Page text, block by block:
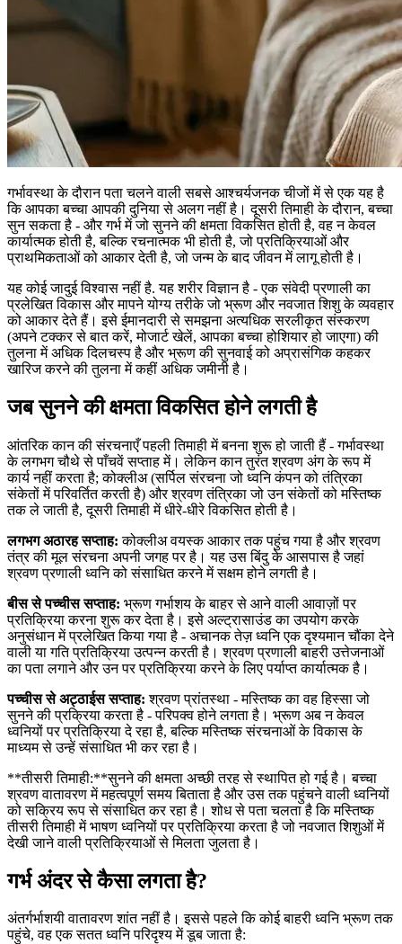
गर्भावस्था के दौरान पता चलने वाली सबसे आश्चर्यजनक चीजों में से एक यह है
कि आपका बच्चा आपकी दुनिया से अलग नहीं है। दूसरी तिमाही के दौरान, बच्चा
सुन सकता है - और गर्भ में जो सुनने की क्षमता विकसित होती है, वह न केवल
कार्यात्मक होती है, बल्कि रचनात्मक भी होती है, जो प्रतिक्रियाओं और
प्राथमिकताओं को आकार देती है, जो जन्म के बाद जीवन में लागू होती है।
यह कोई जादुई विश्वास नहीं है. यह शरीर विज्ञान है - एक संवेदी प्रणाली का
प्रलेखित विकास और मापने योग्य तरीके जो भ्रूण और नवजात शिशु के व्यवहार
को आकार देते हैं। इसे ईमानदारी से समझना अत्यधिक सरलीकृत संस्करण
(अपने टक्कर से बात करें, मोजार्ट खेलें, आपका बच्चा होशियार हो जाएगा) की
तुलना में अधिक दिलचस्प है और भ्रूण की सुनवाई को अप्रासंगिक कहकर
खारिज करने की तुलना में कहीं अधिक जमीनी है।
जब सुनने की क्षमता विकसित होने लगती है
आंतरिक कान की संरचनाएँ पहली तिमाही में बनना शुरू हो जाती हैं - गर्भावस्था
के लगभग चौथे से पाँचवें सप्ताह में। लेकिन कान तुरंत श्रवण अंग के रूप में
कार्य नहीं करता है; कोक्लीअ (सर्पिल संरचना जो ध्वनि कंपन को तंत्रिका
संकेतों में परिवर्तित करती है) और श्रवण तंत्रिका जो उन संकेतों को मस्तिष्क
तक ले जाती है, दूसरी तिमाही में धीरे-धीरे विकसित होती है।
लगभग अठारह सप्ताह: कोक्लीअ वयस्क आकार तक पहुंच गया है और श्रवण
तंत्र की मूल संरचना अपनी जगह पर है। यह उस बिंदु के आसपास है जहां
श्रवण प्रणाली ध्वनि को संसाधित करने में सक्षम होने लगती है।
बीस से पच्चीस सप्ताह: भ्रूण गर्भाशय के बाहर से आने वाली आवाज़ों पर
प्रतिक्रिया करना शुरू कर देता है। इसे अल्ट्रासाउंड का उपयोग करके
अनुसंधान में प्रलेखित किया गया है - अचानक तेज़ ध्वनि एक दृश्यमान चौंका देने
वाली या गति प्रतिक्रिया उत्पन्न करती है। श्रवण प्रणाली बाहरी उत्तेजनाओं
का पता लगाने और उन पर प्रतिक्रिया करने के लिए पर्याप्त कार्यात्मक है।
पच्चीस से अट्ठाईस सप्ताह: श्रवण प्रांतस्था - मस्तिष्क का वह हिस्सा जो
सुनने की प्रक्रिया करता है - परिपक्व होने लगता है। भ्रूण अब न केवल
ध्वनियों पर प्रतिक्रिया दे रहा है, बल्कि मस्तिष्क संरचनाओं के विकास के
माध्यम से उन्हें संसाधित भी कर रहा है।
**तीसरी तिमाही:**सुनने की क्षमता अच्छी तरह से स्थापित हो गई है। बच्चा
श्रवण वातावरण में महत्वपूर्ण समय बिताता है और उस तक पहुंचने वाली ध्वनियों
को सक्रिय रूप से संसाधित कर रहा है। शोध से पता चलता है कि मस्तिष्क
तीसरी तिमाही में भाषण ध्वनियों पर प्रतिक्रिया करता है जो नवजात शिशुओं में
देखी जाने वाली प्रतिक्रियाओं से मिलता जुलता है।
गर्भ अंदर से कैसा लगता है?
अंतर्गर्भाशयी वातावरण शांत नहीं है। इससे पहले कि कोई बाहरी ध्वनि भ्रूण तक
पहुंचे, वह एक सतत ध्वनि परिदृश्य में डूब जाता है: